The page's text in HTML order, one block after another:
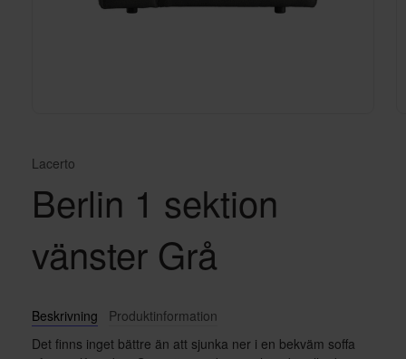
Lacerto
Berlin 1 sektion
vänster Grå
Beskrivning
Produktinformation
Det finns inget bättre än att sjunka ner i en bekväm soffa